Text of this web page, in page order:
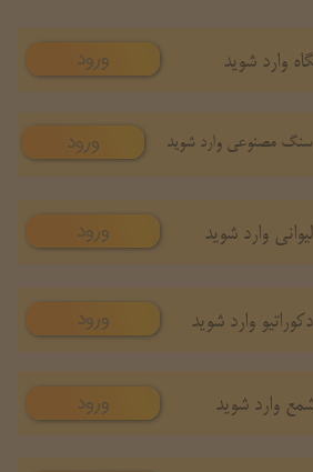
وارد شوید ورود
وارد شوید ورود
وارد شوید ورود
وارد شوید ورود
مصنوعی وارد شوید ورود